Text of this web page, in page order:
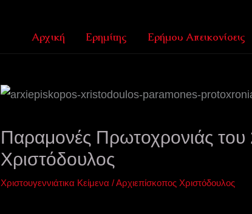
Αρχική Ερημίτης Ερήμου Απεικονίσεις
Παραμονές Πρωτοχρονιάς
Χριστόδουλος
Χριστουγεννιάτικα Κείμενα /Αρχιεπίσκοπος Χριστόδουλος